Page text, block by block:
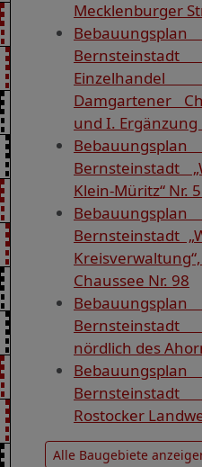
Mecklenburger
Damgartener
und I. Ergänzung
Bernsteinstadt
Klein-Müritz“ Nr.
Bernsteinstadt
Chaussee Nr. 98
nördlich des
Rostocker
Alle Baugebiete